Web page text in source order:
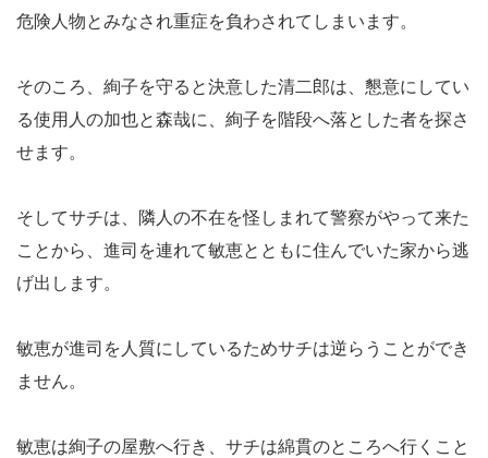
危険人物とみなされ重症を負わされてしまいます。
そのころ、絢子を守ると決意した清二郎は、懇意にしてい
る使用人の加也と森哉に、絢子を階段へ落とした者を探さ
せます。
そしてサチは、隣人の不在を怪しまれて警察がやって来た
ことから、進司を連れて敏恵とともに住んでいた家から逃
げ出します。
敏恵が進司を人質にしているためサチは逆らうことができ
ません。
敏恵は絢子の屋敷へ行き、サチは綿貫のところへ行くこと